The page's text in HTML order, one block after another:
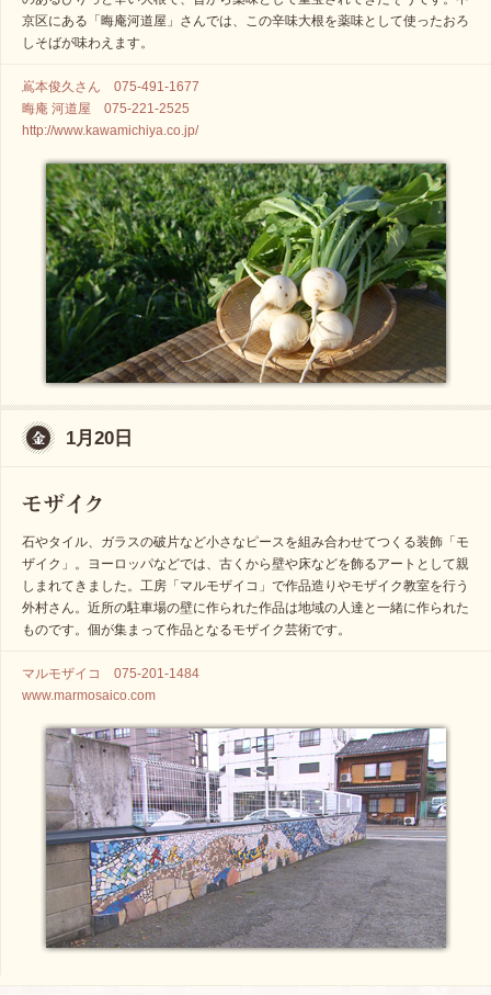
京区にある「晦庵河道屋」さんでは、この辛味大根を薬味として使ったおろ
しそばが味わえます。
嶌本俊久さん 075-491-1677
晦庵 河道屋 075-221-2525
http://www.kawamichiya.co.jp/
1月20日
石やタイル、ガラスの破片など小さなピースを組み合わせてつくる装飾「モ
ザイク」。ヨーロッパなどでは、古くから壁や床などを飾るアートとして親
しまれてきました。工房「マルモザイコ」で作品造りやモザイク教室を行う
外村さん。近所の駐車場の壁に作られた作品は地域の人達と一緒に作られた
ものです。個が集まって作品となるモザイク芸術です。
マルモザイコ 075-201-1484
www.marmosaico.com